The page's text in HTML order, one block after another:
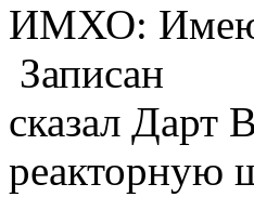
ИМХО:
Записан
сказал Дарт
реакторную